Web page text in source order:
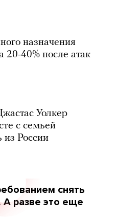
назначения
20-40% после атак
Уолкер
с семьей
из России
снять
разве это еще